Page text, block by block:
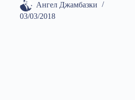
Ангел Джамбазки
03/03/2018